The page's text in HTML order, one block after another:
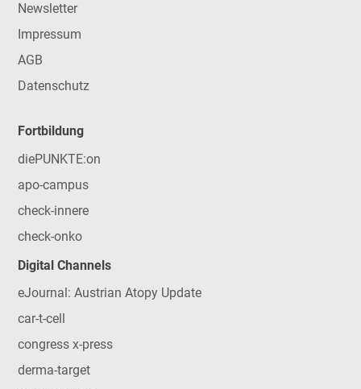
Newsletter
Impressum
AGB
Datenschutz
Fortbildung
diePUNKTE:on
apo-campus
check-innere
check-onko
Digital Channels
eJournal: Austrian Atopy Update
car-t-cell
congress x-press
derma-target